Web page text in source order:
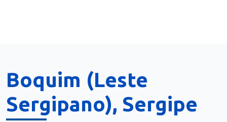
Boquim (Leste
Sergipano), Sergipe